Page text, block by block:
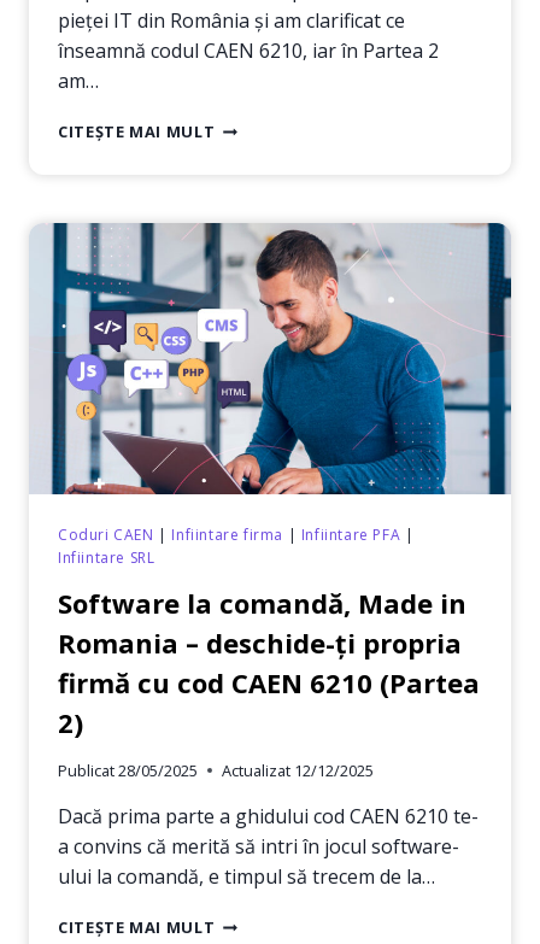
pieței IT din România și am clarificat ce
înseamnă codul CAEN 6210, iar în Partea 2
am…
CITEȘTE MAI MULT SOFTWARE
IN
ROMANIA
–
DESCHIDE-
ȚI
PROPRIA
FIRMĂ
CU
COD
CAEN
6210
(PARTEA
Coduri CAEN | Infiintare firma | Infiintare PFA |
Infiintare SRL
Software la comandă, Made in
Romania – deschide-ți propria
firmă cu cod CAEN 6210 (Partea
2)
Publicat28/05/2025 Actualizat 12/12/2025
Dacă prima parte a ghidului cod CAEN 6210 te-
a convins că merită să intri în jocul software-
ului la comandă, e timpul să trecem de la…
CITEȘTE MAI MULT SOFTWARE